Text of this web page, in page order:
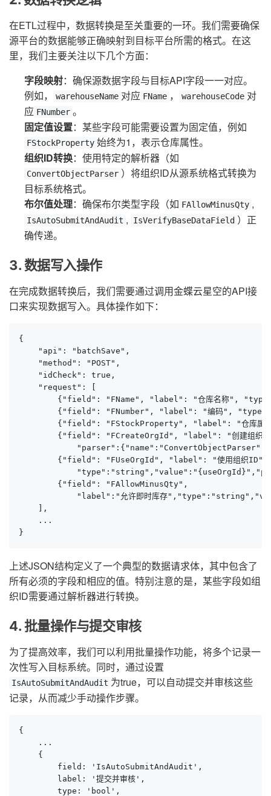
在ETL过程中，数据转换是至关重要的一环。我们需要确保
源平台的数据能够正确映射到目标平台所需的格式。在这
里，我们主要关注以下几个方面：
字段映射：确保源数据字段与目标API字段一一对应。
例如，
warehouseName 对应 FName ， warehouseCode 对
应 FNumber 。
固定值设置：某些字段可能需要设置为固定值，例如
FStockProperty 始终为1，表示仓库属性。
组织ID转换：使用特定的解析器（如
ConvertObjectParser ）将组织ID从源系统格式转换为
目标系统格式。
布尔值处理：确保布尔类型字段（如 FAllowMinusQty ,
IsAutoSubmitAndAudit , IsVerifyBaseDataField ）正
确传递。
3. 数据写入操作
在完成数据转换后，我们需要通过调用金蝶云星空的API接
口来实现数据写入。具体操作如下：
{
    "api": "batchSave",
    "method": "POST",
    "idCheck": true,
    "request": [
{"field": "FName", "label": "仓库名称",
{"field": "FNumber", "label": "编码",
{"field": "FStockProperty", "label": "仓库
{"field": "FCreateOrgId", "label": "创建组
{"field": "FUseOrgId", "label": "使用组织
        {"field": "FAllowMinusQty",
"label":"允许即时库存
    ],
    ...
}
上述JSON结构定义了一个典型的数据请求体，其中包含了
所有必须的字段和相应的值。特别注意的是，某些字段如组
织ID需要通过解析器进行转换。
4. 批量操作与提交审核
为了提高效率，我们可以利用批量操作功能，将多个记录一
次性写入目标系统。同时，通过设置
IsAutoSubmitAndAudit 为true，可以自动提交并审核这些
记录，从而减少手动操作步骤。
{
    ...
    {
        field: 'IsAutoSubmitAndAudit',
        label: '提交并审核',
        type: 'bool',